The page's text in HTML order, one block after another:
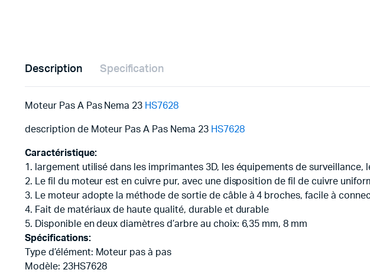
Description Specification
Moteur Pas A Pas Nema 23 HS7628
description de Moteur Pas A Pas Nema 23 HS7628
Caractéristique:
1. largement utilisé dans les imprimantes 3D, les équipements de surveillance,
2. Le fil du moteur est en cuivre pur, avec une disposition de fil de cuivre
3. Le moteur adopte la méthode de sortie de câble à 4 broches, facile à
4. Fait de matériaux de haute qualité, durable et durable
5. Disponible en deux diamètres d’arbre au choix: 6,35 mm, 8 mm
Spécifications:
Type d’élément: Moteur pas à pas
Modèle: 23HS7628